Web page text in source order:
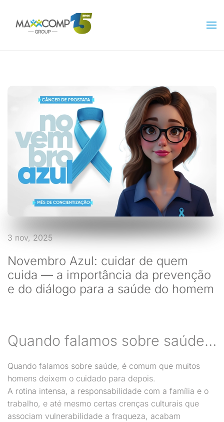
Skip to main content
3 nov, 2025
Novembro Azul: cuidar de quem
cuida — a importância da prevenção
e do diálogo para a saúde do homem
Quando falamos sobre saúde…
Quando falamos sobre saúde, é comum que muitos
homens deixem o cuidado para depois.
A rotina intensa, a responsabilidade com a família e o
trabalho, e até mesmo certas crenças culturais que
associam vulnerabilidade a fraqueza, acabam